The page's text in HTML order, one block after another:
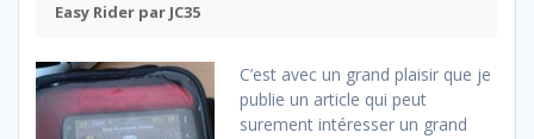
Easy Rider par JC35
C’est avec un grand plaisir que je
publie un article qui peut
surement intéresser un grand